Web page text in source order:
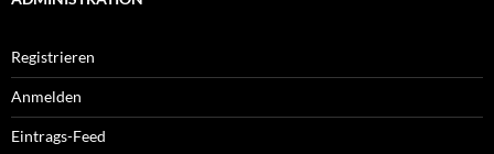
Registrieren
Anmelden
Eintrags-Feed